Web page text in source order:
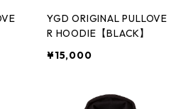
YGD ORIGINAL PULLOVE
R HOODIE【BLACK】
¥15,000